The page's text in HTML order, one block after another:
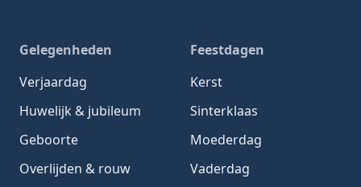
Gelegenheden
Verjaardag
Huwelijk & jubileum
Geboorte
Overlijden & rouw
Feestdagen
Kerst
Sinterklaas
Moederdag
Vaderdag